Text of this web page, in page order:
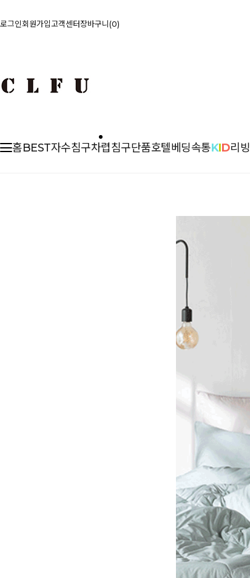
로그인회원가입고객센터장바구니 0
홈BEST자수침구차렵침구단품호텔베딩속통KID리빙